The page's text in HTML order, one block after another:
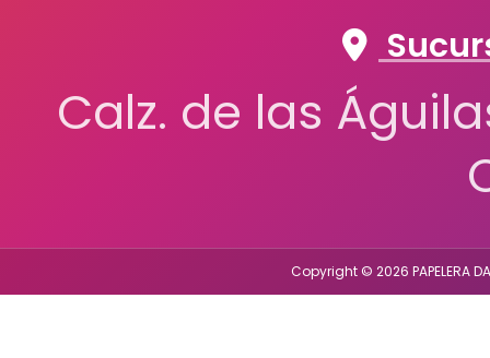
Calz. de las
Copyright © 2026 PAPELERA